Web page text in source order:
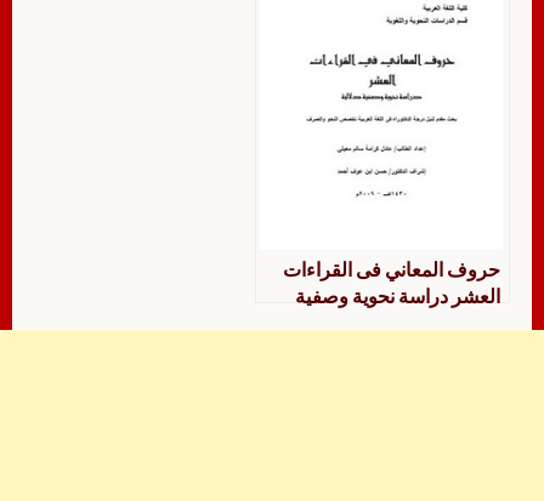
حروف المعاني فى القراءات
العشر دراسة نحوية وصفية